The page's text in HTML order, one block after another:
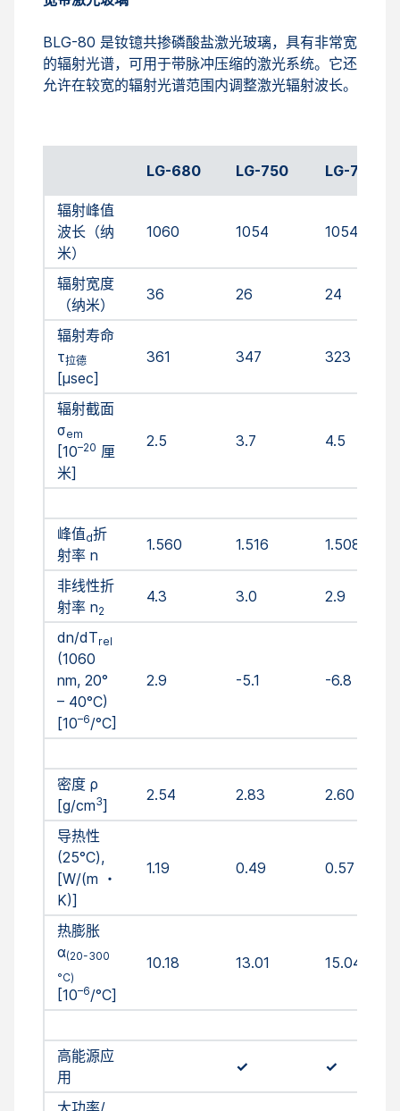
BLG-80 是钕镱共掺磷酸盐激光玻璃，具有非常宽
的辐射光谱，可用于带脉冲压缩的激光系统。它还
允许在较宽的辐射光谱范围内调整激光辐射波长。
LG-680 LG-750 LG-760
辐射峰值
波长（纳
米）
1060 1054 1054
辐射宽度
（纳米）
36 26 24
辐射寿命
τ拉德
[μsec]
361 347 323
辐射截面
σem
[10–20 厘
米]
2.5 3.7 4.5
峰值d折
射率 n
1.560 1.516 1.508
非线性折
射率 n2
4.3 3.0 2.9
dn/dTrel
(1060
nm, 20°
– 40°C)
[10–6/°C]
2.9 -5.1 -6.8
密度 ρ
[g/cm3]
2.54 2.83 2.60
导热性
(25°C),
[W/(m ・
K)]
1.19 0.49 0.57
热膨胀
α(20-300
°C)
[10–6/°C]
10.18 13.01 15.04
高能源应
用
✓ ✓
大功率/